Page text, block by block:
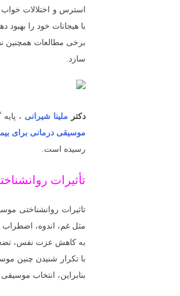
استرس و اختلالات
با هیجانات خود را بهبود
برخی مطالعات همچنین
سازد.
دکتر ملینا شیرانی ،
موسیقی درمانی برای
رسیده است.
تأثیرات
تاثیرات روانشناختی
مثل غم، اندوه، اضطراب
به کاهش عزت نفس،
با تکرار شنیدن چنین
بنابراین، انتخاب